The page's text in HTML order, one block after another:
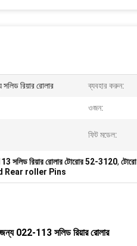
রিয়ার রোলার ব্যবহার করুন:
ওজন:
ফিট মডেল:
সলিড রিয়ার রোলার টোরোর 52-3120,
Rear roller Pins
022-113 সলিড রিয়ার রোলার